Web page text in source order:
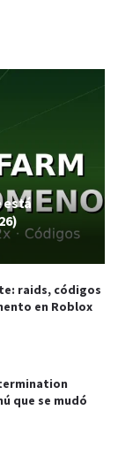
está
raids, códigos
en Roblox
que se mudó